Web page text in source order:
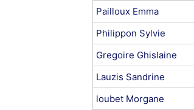
Pailloux Emma
Philippon Sylvie
Gregoire Ghislaine
Lauzis Sandrine
loubet Morgane